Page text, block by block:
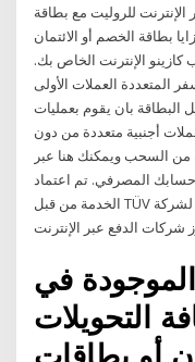
الإنترنت للروليت مع بطاقة
بطاقة الخصم أو الائتمان
الإنترنت الخاص بك.
المتعددة العملات الأولى
بان يقوم بعمليات
أجنبية متعددة من دون
من السحب ويمكنك هنا عبر
حسابك المصرفي. تم اعتماد
الخدمة من قبل TÜV وتعمل منذ عام 2006. لشركة Klarna التي تعمل في
في
التحويلات